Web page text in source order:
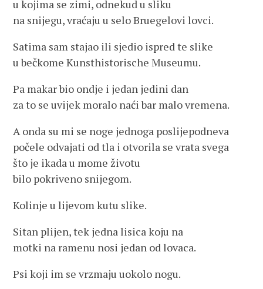
u kojima se zimi, odnekud u sliku
na snijegu, vraćaju u selo Bruegelovi lovci.
Satima sam stajao ili sjedio ispred te slike
u bečkome Kunsthistorische Museumu.
Pa makar bio ondje i jedan jedini dan
za to se uvijek moralo naći bar malo vremena.
A onda su mi se noge jednoga poslijepodneva
počele odvajati od tla i otvorila se vrata svega
što je ikada u mome životu
bilo pokriveno snijegom.
Kolinje u lijevom kutu slike.
Sitan plijen, tek jedna lisica koju na
motki na ramenu nosi jedan od lovaca.
Psi koji im se vrzmaju uokolo nogu.